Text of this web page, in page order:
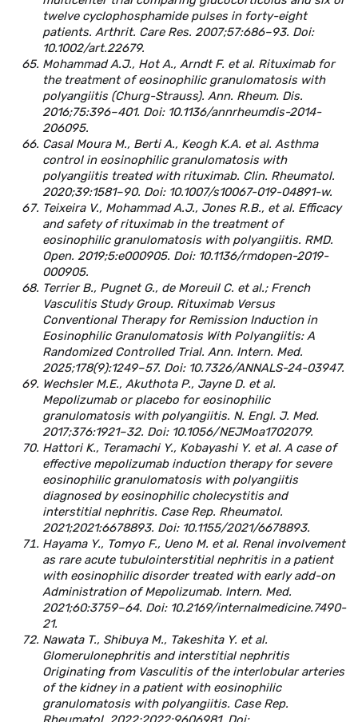
twelve cyclophosphamide pulses in forty-eight
patients. Arthrit. Care Res. 2007;57:686–93. Doi:
10.1002/art.22679.
Mohammad A.J., Hot A., Arndt F. et al. Rituximab for
the treatment of eosinophilic granulomatosis with
polyangiitis (Churg-Strauss). Ann. Rheum. Dis.
2016;75:396–401. Doi: 10.1136/annrheumdis-2014-
206095.
Casal Moura M., Berti A., Keogh K.A. et al. Asthma
control in eosinophilic granulomatosis with
polyangiitis treated with rituximab. Clin. Rheumatol.
2020;39:1581–90. Doi: 10.1007/s10067-019-04891-w.
Teixeira V., Mohammad A.J., Jones R.B., et al. Efficacy
and safety of rituximab in the treatment of
eosinophilic granulomatosis with polyangiitis. RMD.
Open. 2019;5:e000905. Doi: 10.1136/rmdopen-2019-
000905.
Terrier B., Pugnet G., de Moreuil C. et al.; French
Vasculitis Study Group. Rituximab Versus
Conventional Therapy for Remission Induction in
Eosinophilic Granulomatosis With Polyangiitis: A
Randomized Controlled Trial. Ann. Intern. Med.
2025;178(9):1249–57. Doi: 10.7326/ANNALS-24-03947.
Wechsler M.E., Akuthota P., Jayne D. et al.
Mepolizumab or placebo for eosinophilic
granulomatosis with polyangiitis. N. Engl. J. Med.
2017;376:1921–32. Doi: 10.1056/NEJMoa1702079.
Hattori K., Teramachi Y., Kobayashi Y. et al. A case of
effective mepolizumab induction therapy for severe
eosinophilic granulomatosis with polyangiitis
diagnosed by eosinophilic cholecystitis and
interstitial nephritis. Case Rep. Rheumatol.
2021;2021:6678893. Doi: 10.1155/2021/6678893.
Hayama Y., Tomyo F., Ueno M. et al. Renal involvement
as rare acute tubulointerstitial nephritis in a patient
with eosinophilic disorder treated with early add-on
Administration of Mepolizumab. Intern. Med.
2021;60:3759–64. Doi: 10.2169/internalmedicine.7490-
21.
Nawata T., Shibuya M., Takeshita Y. et al.
Glomerulonephritis and interstitial nephritis
Originating from Vasculitis of the interlobular arteries
of the kidney in a patient with eosinophilic
granulomatosis with polyangiitis. Case Rep.